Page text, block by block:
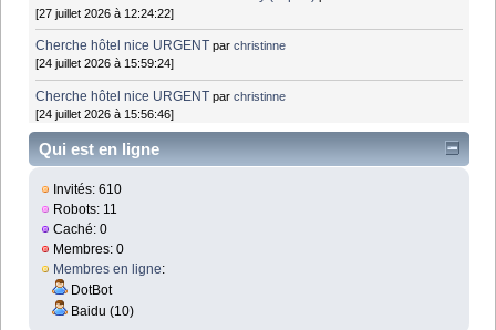
[27 juillet 2026 à 12:24:22]
Cherche hôtel nice URGENT parchristinne
[24 juillet 2026 à 15:59:24]
Cherche hôtel nice URGENT parchristinne
[24 juillet 2026 à 15:56:46]
Qui est en ligne
Invités: 610
Robots: 11
Caché: 0
Membres: 0
Membres en ligne:
DotBot
Baidu (10)